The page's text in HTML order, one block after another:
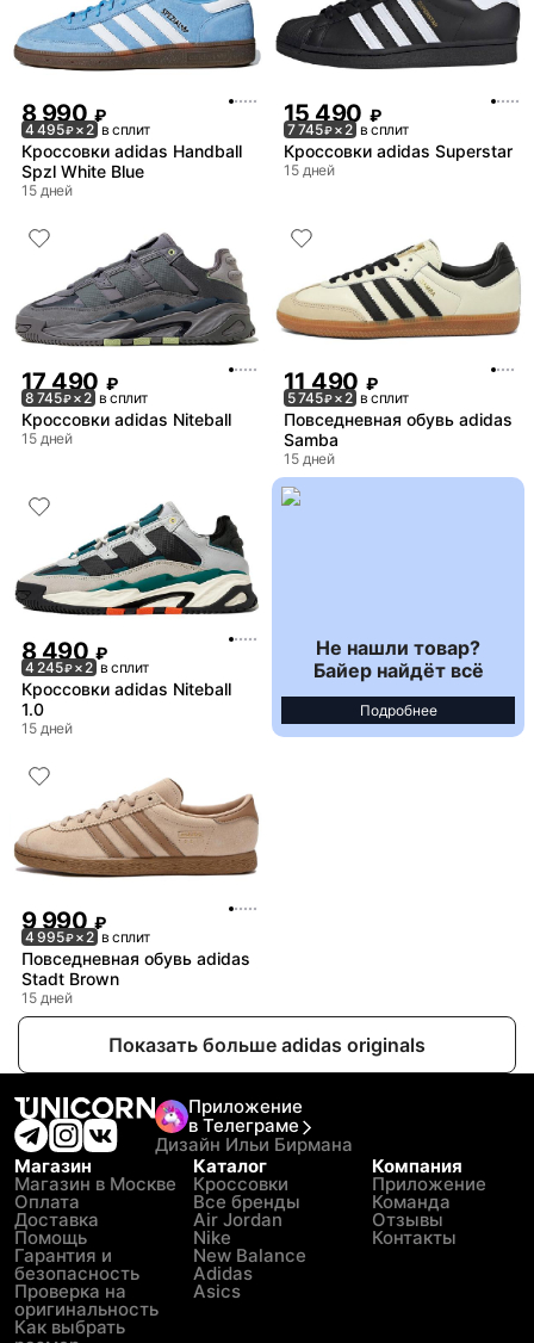
8 990 ₽
4 495₽× 2 в сплит
Кроссовки adidas Handball
Spzl White Blue
15 дней
15 490 ₽
7 745₽× 2 в сплит
Кроссовки adidas Superstar
15 дней
17 490 ₽
8 745₽× 2 в сплит
Кроссовки adidas Niteball
15 дней
11 490 ₽
5 745₽× 2 в сплит
Повседневная обувь adidas
Samba
15 дней
8 490 ₽
4 245₽× 2 в сплит
Кроссовки adidas Niteball
1.0
15 дней
Не нашли товар?
Байер найдёт всё
Подробнее
9 990 ₽
4 995₽× 2 в сплит
Повседневная обувь adidas
Stadt Brown
15 дней
Показать больше adidas originals
Приложение
в Телеграме
Дизайн Ильи Бирмана
Магазин
Магазин в Москве
Оплата
Доставка
Помощь
Гарантия и
безопасность
Проверка на
оригинальность
Как выбрать
Каталог
Кроссовки
Все бренды
Air Jordan
Nike
New Balance
Adidas
Asics
Компания
Приложение
Команда
Отзывы
Контакты